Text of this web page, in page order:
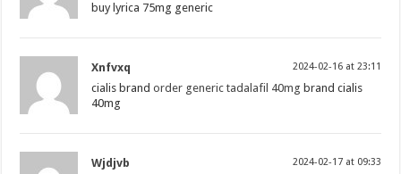
buy lyrica 75mg generic
Xnfvxq 2024-02-16 at 23:11
cialis brandorder generic tadalafil 40mg brand cialis
40mg
Wjdjvb 2024-02-17 at 09:33